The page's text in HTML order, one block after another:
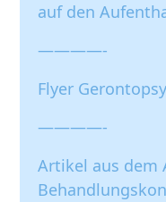
auf den
————-
Flyer
————-
Artikel aus dem